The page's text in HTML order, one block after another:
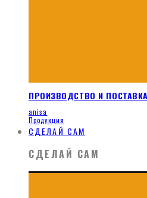
ПРОИЗВОДСТВО И
anisa
Продукция
СДЕЛАЙ САМ
СДЕЛАЙ САМ